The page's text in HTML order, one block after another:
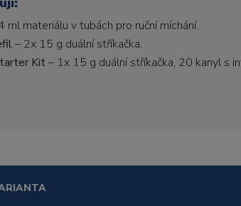
ml materiálu v tubách pro ruční míchání.
– 2x 15 g duální stříkačka.
Kit– 1x 15 g duální stříkačka, 20 kanyl s